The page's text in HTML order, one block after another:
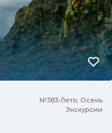
№383•Лето, Осень
Экскурсии